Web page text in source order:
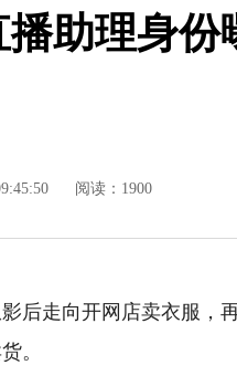
助理身份
阅读：1900
后走向开网店卖衣服，
。